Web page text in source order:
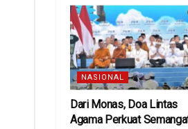
NASIONAL
Dari Monas, Doa Lintas
Agama Perkuat